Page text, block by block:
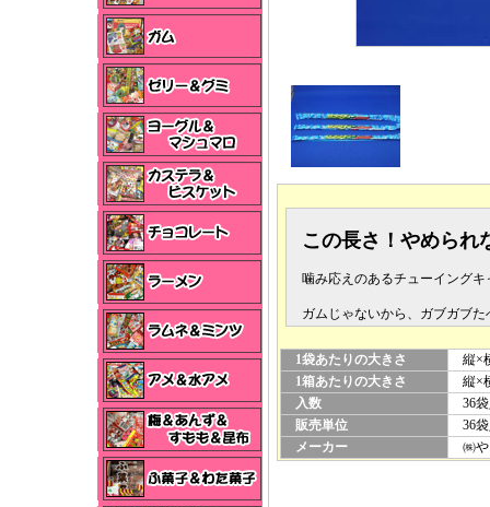
この長さ！やめられ
噛み応えのあるチューイングキ
ガムじゃないから、ガブガブた
1袋あたりの大きさ
縦×
1箱あたりの大きさ
縦×
入数
36袋
販売単位
36袋
メーカー
㈱や